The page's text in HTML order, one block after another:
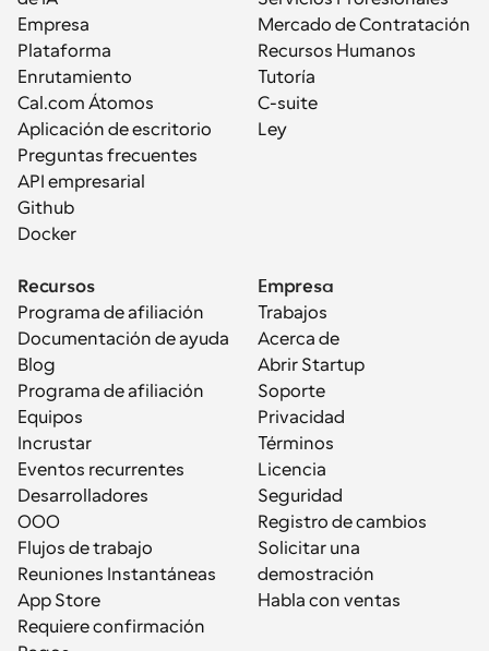
Empresa
Plataforma
Enrutamiento
Cal.com Átomos
Aplicación de escritorio
Preguntas frecuentes
API empresarial
Github
Docker
Mercado de Contratación
Recursos Humanos
Tutoría
C-suite
Ley
Recursos
Programa de afiliación
Documentación de ayuda
Blog
Programa de afiliación
Equipos
Incrustar
Eventos recurrentes
Desarrolladores
OOO
Flujos de trabajo
Reuniones Instantáneas
App Store
Requiere confirmación
Empresa
Trabajos
Acerca de
Abrir Startup
Soporte
Privacidad
Términos
Licencia
Seguridad
Registro de cambios
Solicitar una
demostración
Habla con ventas